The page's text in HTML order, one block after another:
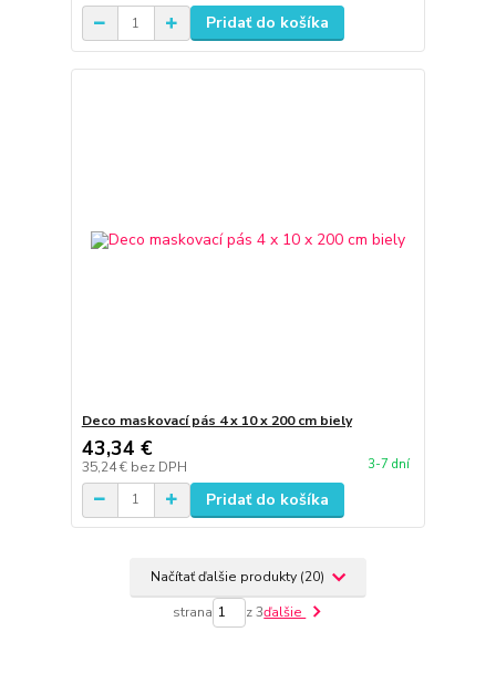
Pridať do košíka
Deco maskovací pás 4 x 10 x 200 cm biely
43,34 €
35,24 € bez DPH 3-7 dní
Pridať do košíka
Načítať ďalšie produkty (20)
strana z 3ďalšie